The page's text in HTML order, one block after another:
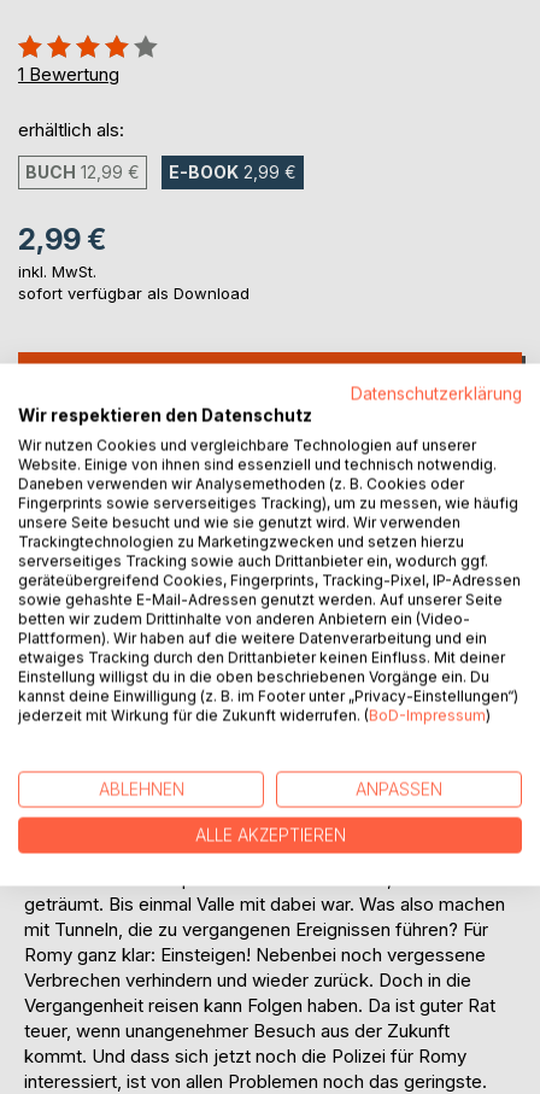
Bewertung::
80%
1 Bewertung
erhältlich als:
BUCH 12,99 € E-BOOK 2,99 €
2,99 €
inkl. MwSt.
sofort verfügbar als Download
Auf die Merkliste
Titel bewerten
BESCHREIBUNG
Als hätte Romy nicht schon genug Stress!
hundert Jahren. Gut, wer in einem Museum wohnt, darf
ruhig in der Vergangenheit leben, sagt ihr Vater, aber der
würde auch sagen, echte Zeitreisen wären zu gefährlich für
eine Vierzehnjährige. Wenn der wüsste!
geträumt. Bis einmal Valle mit dabei war. Was also machen
mit Tunneln, die zu vergangenen Ereignissen führen? Für
Romy ganz klar: Einsteigen! Nebenbei noch vergessene
Verbrechen verhindern und wieder zurück. Doch in die
Vergangenheit reisen kann Folgen haben. Da ist guter Rat
teuer, wenn unangenehmer Besuch aus der Zukunft
kommt. Und dass sich jetzt noch die Polizei für Romy
interessiert, ist von allen Problemen noch das geringste.
Datenschutzerklärung
Wir respektieren den Datenschutz
Wir nutzen Cookies und vergleichbare Technologien auf unserer
Website. Einige von ihnen sind essenziell und technisch notwendig.
Daneben verwenden wir Analysemethoden (z. B. Cookies oder
Fingerprints sowie serverseitiges Tracking), um zu messen, wie häufig
unsere Seite besucht und wie sie genutzt wird. Wir verwenden
Trackingtechnologien zu Marketingzwecken und setzen hierzu
serverseitiges Tracking sowie auch Drittanbieter ein, wodurch ggf.
geräteübergreifend Cookies, Fingerprints, Tracking-Pixel, IP-Adressen
sowie gehashte E-Mail-Adressen genutzt werden. Auf unserer Seite
betten wir zudem Drittinhalte von anderen Anbietern ein (Video-
Plattformen). Wir haben auf die weitere Datenverarbeitung und ein
etwaiges Tracking durch den Drittanbieter keinen Einfluss. Mit deiner
Einstellung willigst du in die oben beschriebenen Vorgänge ein. Du
kannst deine Einwilligung (z. B. im Footer unter „Privacy-Einstellungen“)
jederzeit mit Wirkung für die Zukunft widerrufen. (BoD-Impressum)
ABLEHNEN ANPASSEN
ALLE AKZEPTIEREN